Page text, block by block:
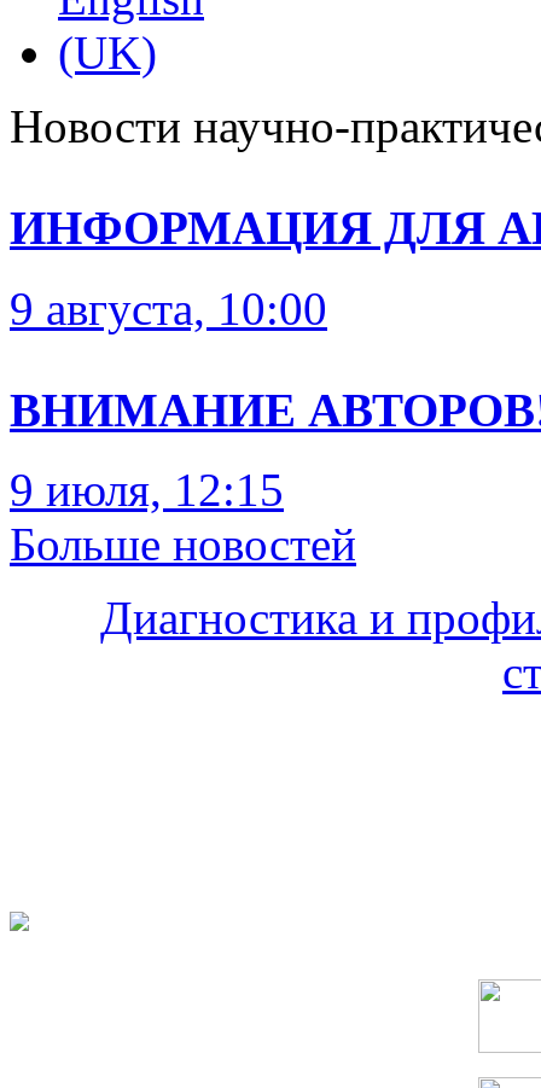
Новости научно-
ИНФОРМАЦИЯ ДЛЯ
9 августа, 10:00
ВНИМАНИЕ
9 июля, 12:15
Больше новостей
Диагностика и